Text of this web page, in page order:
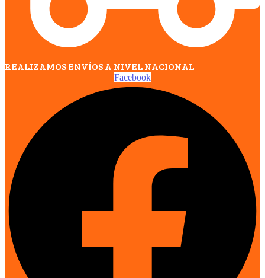
REALIZAMOS ENVÍOS A NIVEL NACIONAL
Facebook